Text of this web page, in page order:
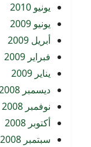
يونيو 2010
يونيو 2009
أبريل 2009
فبراير 2009
يناير 2009
ديسمبر 2008
نوفمبر 2008
أكتوبر 2008
سبتمبر 2008